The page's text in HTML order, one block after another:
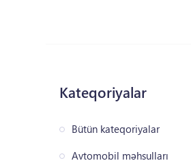
Kateqoriyalar
Bütün kateqoriyalar
Avtomobil məhsulları